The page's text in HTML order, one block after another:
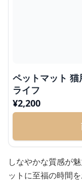
ペットマット
ライフ
¥2,200
しなやかな質感が
ットに至福の時間を